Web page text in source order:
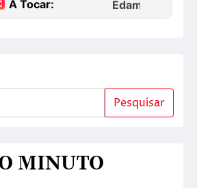
Pesquisar
MINUTO